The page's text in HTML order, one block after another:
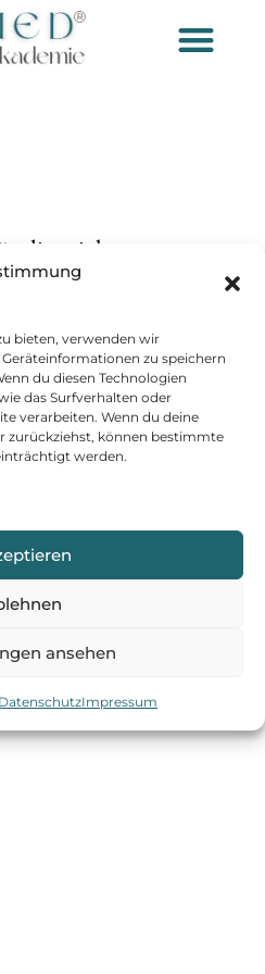
bieten, verwenden wir
zu speichern
du diesen Technologien
das Surfverhalten oder
verarbeiten. Wenn du deine
können bestimmte
werden.
ansehen
DatenschutzImpressum
sich an
an! Unser Shop ist in Arbeit
COOKIES